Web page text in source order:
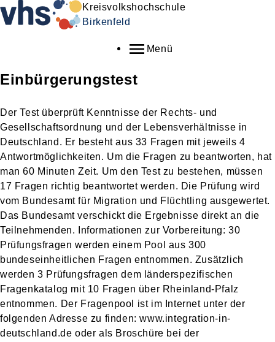
Kreisvolkshochschule
Birkenfeld
Menü
Einbürgerungstest
Der Test überprüft Kenntnisse der Rechts- und
Gesellschaftsordnung und der Lebensverhältnisse in
Deutschland. Er besteht aus 33 Fragen mit jeweils 4
Antwortmöglichkeiten. Um die Fragen zu beantworten, hat
man 60 Minuten Zeit. Um den Test zu bestehen, müssen
17 Fragen richtig beantwortet werden. Die Prüfung wird
vom Bundesamt für Migration und Flüchtling ausgewertet.
Das Bundesamt verschickt die Ergebnisse direkt an die
Teilnehmenden. Informationen zur Vorbereitung: 30
Prüfungsfragen werden einem Pool aus 300
bundeseinheitlichen Fragen entnommen. Zusätzlich
werden 3 Prüfungsfragen dem länderspezifischen
Fragenkatalog mit 10 Fragen über Rheinland-Pfalz
entnommen. Der Fragenpool ist im Internet unter der
folgenden Adresse zu finden: www.integration-in-
deutschland.de oder als Broschüre bei der